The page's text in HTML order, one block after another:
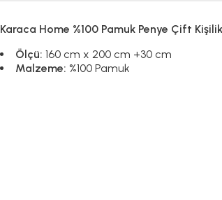
Karaca Home %100 Pamuk Penye Çift
Ölçü:160 cm x 200 cm +30 cm
Malzeme: %100 Pamuk